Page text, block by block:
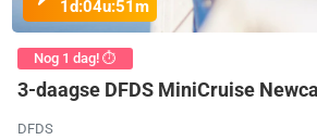
1d:04u:51m
Nog 1 dag! ⏱️
3-daagse DFDS MiniCruise
DFDS